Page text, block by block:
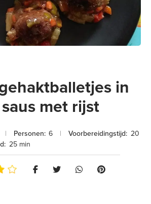
in
met rijst
| Personen: 6 | Voorbereidingstijd: 20
25 min